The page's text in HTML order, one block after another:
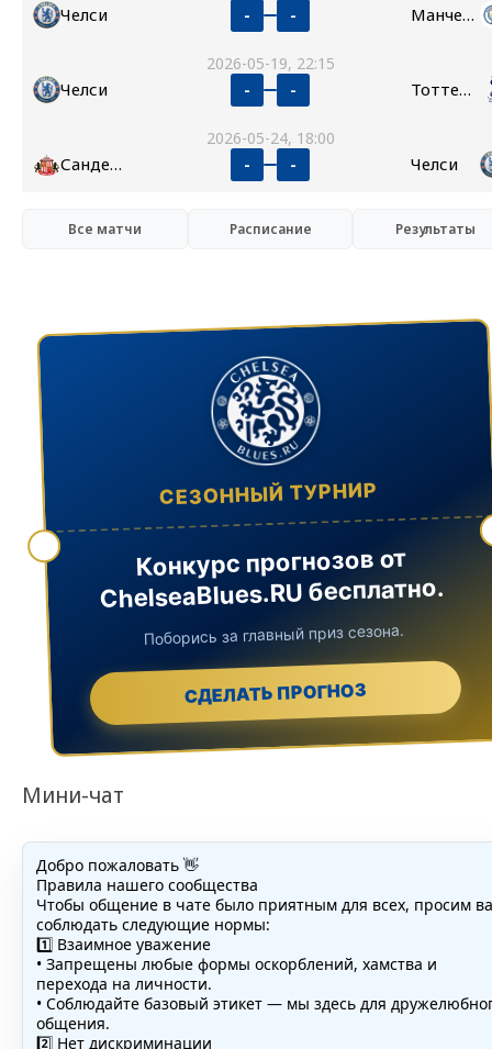
Челси - - Манчестер Сити
2026-05-19, 22:15
Челси - - Тоттенхэм
2026-05-24, 18:00
Сандерленд - - Челси
Все матчи Расписание Результаты
СЕЗОННЫЙ ТУРНИР
Конкурс прогнозов от
ChelseaBlues.RU бесплатно.
Поборись за главный приз сезона.
СДЕЛАТЬ ПРОГНОЗ
Мини-чат
Добро пожаловать 👋
Правила нашего сообщества
Чтобы общение в чате было приятным для всех, просим
соблюдать следующие нормы:
1️⃣ Взаимное уважение
• Запрещены любые формы оскорблений, хамства и
перехода на личности.
• Соблюдайте базовый этикет — мы здесь для
общения.
2️⃣ Нет дискриминации